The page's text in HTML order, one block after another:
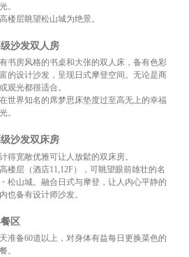
。
楼层眺望松山城为绝景。
沙发双人房
书房风格的书桌和大张的双人床，备有色彩
的设计沙发，呈现日式摩登空间。无论是商
观光都很适合。
世界知名的席梦思床垫度过至高无上的幸福
。
沙发双床房
得宽敞优雅可让人放鬆的双床房。
楼层（酒店11,12F），可眺望眼前雄壮的名
松山城。融合日式与摩登，让人内心平静的
也备有设计师沙发。
餐区
准备60道以上，对身体有益每日更换菜色的
。